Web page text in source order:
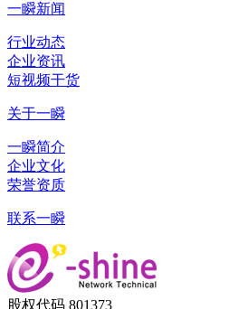
一瞬新闻
行业动态
企业资讯
短视频干货
关于一瞬
一瞬简介
企业文化
荣誉资质
联系一瞬
股权代码 801373